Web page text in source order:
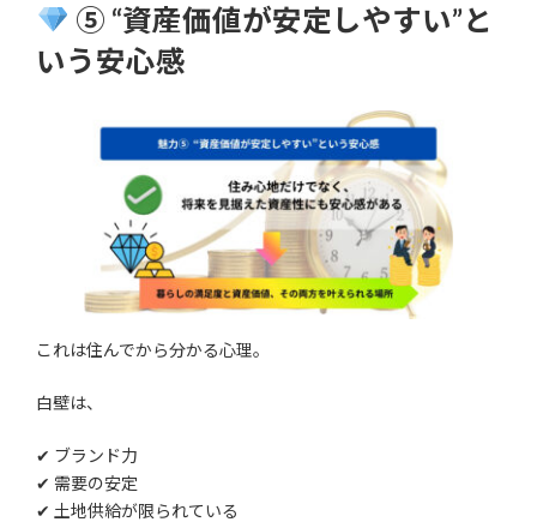
⑤ “資産価値が安定しやすい”と
いう安心感
これは住んでから分かる心理。
白壁は、
✔ ブランド力
✔ 需要の安定
✔ 土地供給が限られている